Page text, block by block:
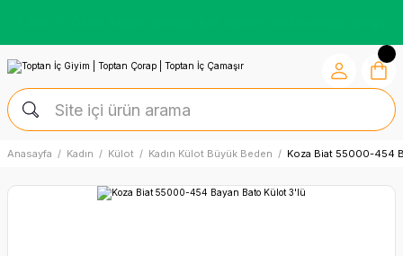
Anasayfa Kadın Külot Kadın Külot Büyük Beden Koza Biat 55000-454